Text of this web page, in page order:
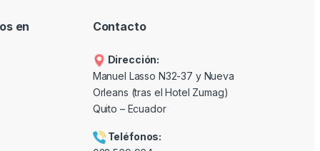
en Contacto
Dirección:
Manuel Lasso N32-37 y Nueva
Orleans (tras el Hotel Zumag)
Quito – Ecuador
Teléfonos: